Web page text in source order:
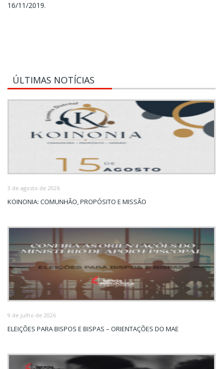
16/11/2019.
ÚLTIMAS NOTÍCIAS
3 de agosto de 2026
KOINONIA: COMUNHÃO, PROPÓSITO E MISSÃO
9 de julho de 2026
ELEIÇÕES PARA BISPOS E BISPAS – ORIENTAÇÕES DO MAE